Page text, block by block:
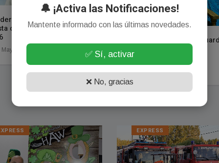
lanzó oficialmente la
de los Productores
2026
Reclamo por falta de
en salud mental en San
Patricio del Chañar
EXPRESS
🔔 ¡Activa las Notificaciones!
Mantente informado con las últimas novedades.
✅ Sí, activar
❌ No, gracias